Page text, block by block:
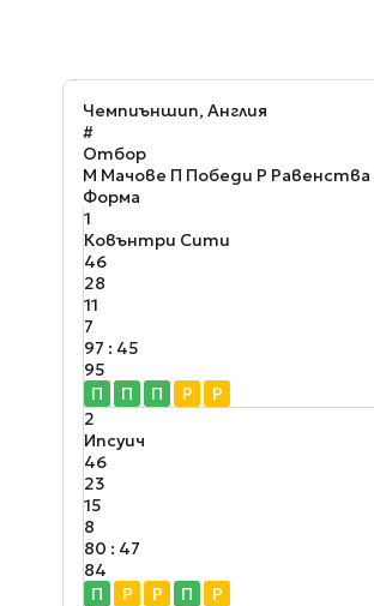
Чемпиъншип, Англия
#
Отбор
М Мачове П Победи Р Равенства
Форма
1
Ковънтри Сити
46
28
11
7
97 : 45
95
П
П П Р
Р
2
Ипсуич
46
23
15
8
80 : 47
84
П
Р Р П
Р